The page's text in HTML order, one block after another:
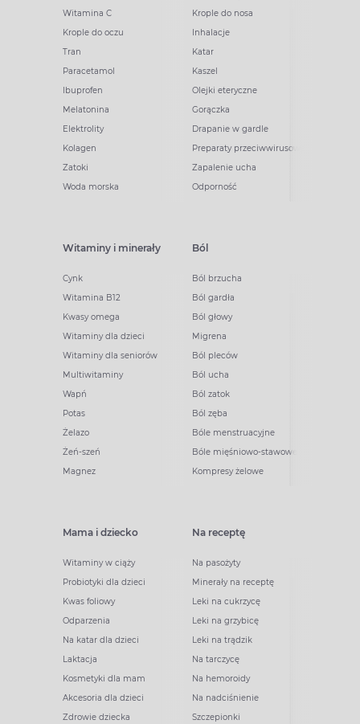
Witamina C
Krople do oczu
Tran
Paracetamol
Ibuprofen
Melatonina
Elektrolity
Kolagen
Zatoki
Woda morska
Krople do nosa
Inhalacje
Katar
Kaszel
Olejki eteryczne
Gorączka
Drapanie w gardle
Preparaty przeciwwirusowe
Zapalenie ucha
Odporność
Witaminy i minerały
Cynk
Witamina B12
Kwasy omega
Witaminy dla dzieci
Witaminy dla seniorów
Multiwitaminy
Wapń
Potas
Żelazo
Żeń-szeń
Magnez
Ból
Ból brzucha
Ból gardła
Ból głowy
Migrena
Ból pleców
Ból ucha
Ból zatok
Ból zęba
Bóle menstruacyjne
Bóle mięśniowo-stawowe
Kompresy żelowe
Mama i dziecko
Witaminy w ciąży
Probiotyki dla dzieci
Kwas foliowy
Odparzenia
Na katar dla dzieci
Laktacja
Kosmetyki dla mam
Akcesoria dla dzieci
Zdrowie dziecka
Na receptę
Na pasożyty
Minerały na receptę
Leki na cukrzycę
Leki na grzybicę
Leki na trądzik
Na tarczycę
Na hemoroidy
Na nadciśnienie
Szczepionki